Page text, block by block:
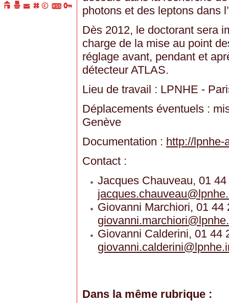
photons et des leptons dans
Dès 2012, le doctorant sera
charge de la mise au point
réglage avant, pendant et
détecteur ATLAS.
Lieu de travail : LPNHE -
Déplacements éventuels :
Genève
Documentation : http://
Contact :
Jacques Chauveau, 01
jacques.chauveau@
Giovanni Marchiori, 01 44
giovanni.marchiori@
Giovanni Calderini, 01 44
giovanni.calderini@
Dans la même rubrique :